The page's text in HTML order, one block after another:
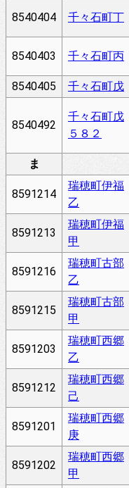
8540404 千々石町丁
8540403 千々石町丙
8540405
千々石町戊
8540492
千々石町戊
５８２
ま
8591214
瑞穂町伊福
乙
8591213
瑞穂町伊福
甲
8591216
瑞穂町古部
乙
8591215
瑞穂町古部
甲
8591203
瑞穂町西郷
乙
8591212
瑞穂町西郷
己
8591201
瑞穂町西郷
庚
8591202
瑞穂町西郷
甲